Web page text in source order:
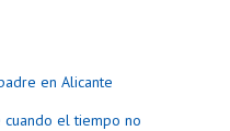
en Alicante
el tiempo no